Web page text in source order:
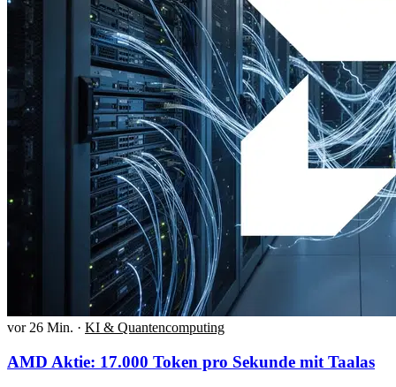
vor 26 Min. · KI & Quantencomputing
AMD Aktie: 17.000 Token pro Sekunde mit Taalas